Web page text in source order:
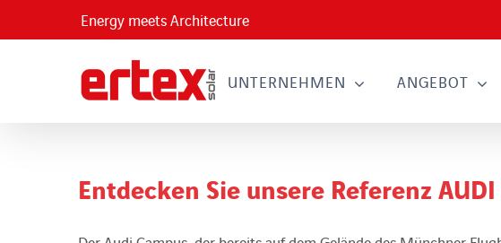
Energy meets Architecture
UNTERNEHMEN ANGEBOT
Entdecken Sie unsere Referenz